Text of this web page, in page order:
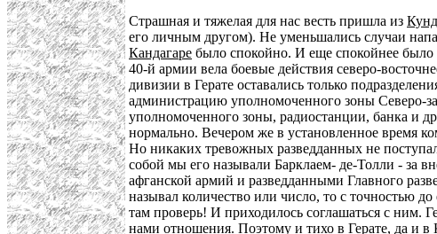
Страшная и тяжелая для нас весть пришла из
его личным другом). Не уменьшались случаи
Кандагаре было спокойно. И еще спокойнее было
40-й армии вела боевые действия северо-
дивизии в Герате оставались только
администрацию уполномоченного зоны Северо-
уполномоченного зоны, радиостанции, банка и
нормально. Вечером же в установленное время
Но никаких тревожных разведданных не
собой мы его называли Барклаем- де-Толли - за
афганской армий и разведданными Главного
называл количество или число, то с точностью
там проверь! И приходилось соглашаться с ним.
нами отношения. Поэтому и тихо в Герате, да и